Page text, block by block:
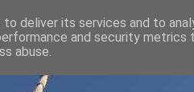
deliver its services and to
and security
abuse.